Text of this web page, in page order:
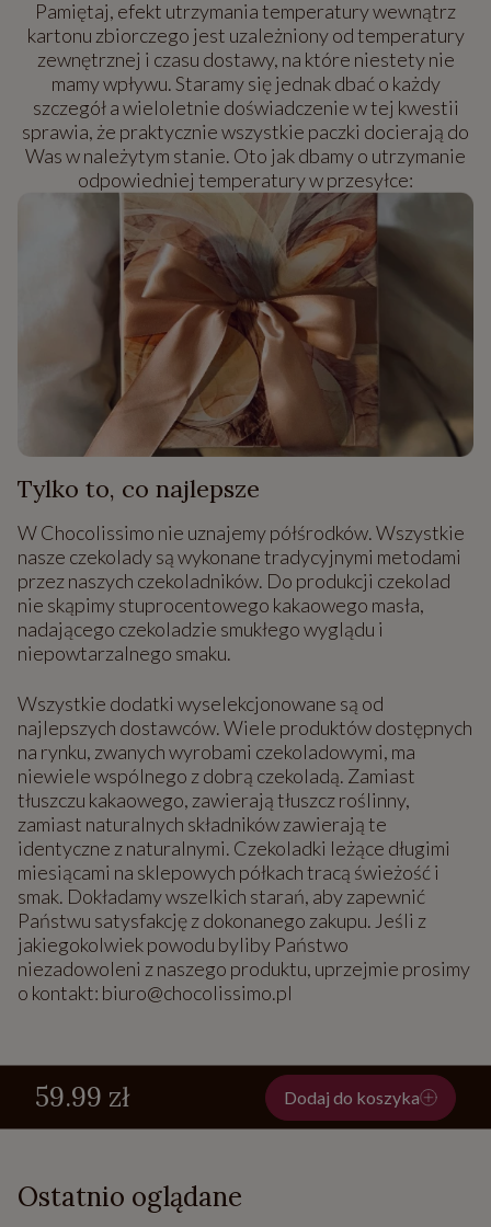
Pamiętaj, efekt utrzymania temperatury wewnątrz
kartonu zbiorczego jest uzależniony od temperatury
zewnętrznej i czasu dostawy, na które niestety nie
mamy wpływu. Staramy się jednak dbać o każdy
szczegół a wieloletnie doświadczenie w tej kwestii
sprawia, że praktycznie wszystkie paczki docierają do
Was w należytym stanie. Oto jak dbamy o utrzymanie
odpowiedniej temperatury w przesyłce:
Tylko to, co najlepsze
W Chocolissimo nie uznajemy półśrodków. Wszystkie
nasze czekolady są wykonane tradycyjnymi metodami
przez naszych czekoladników. Do produkcji czekolad
nie skąpimy stuprocentowego kakaowego masła,
nadającego czekoladzie smukłego wyglądu i
niepowtarzalnego smaku.
Wszystkie dodatki wyselekcjonowane są od
najlepszych dostawców. Wiele produktów dostępnych
na rynku, zwanych wyrobami czekoladowymi, ma
niewiele wspólnego z dobrą czekoladą. Zamiast
tłuszczu kakaowego, zawierają tłuszcz roślinny,
zamiast naturalnych składników zawierają te
identyczne z naturalnymi. Czekoladki leżące długimi
miesiącami na sklepowych półkach tracą świeżość i
smak. Dokładamy wszelkich starań, aby zapewnić
Państwu satysfakcję z dokonanego zakupu. Jeśli z
jakiegokolwiek powodu byliby Państwo
niezadowoleni z naszego produktu, uprzejmie prosimy
o kontakt: biuro@chocolissimo.pl
59.99 zł Dodaj do koszyka
Ostatnio oglądane